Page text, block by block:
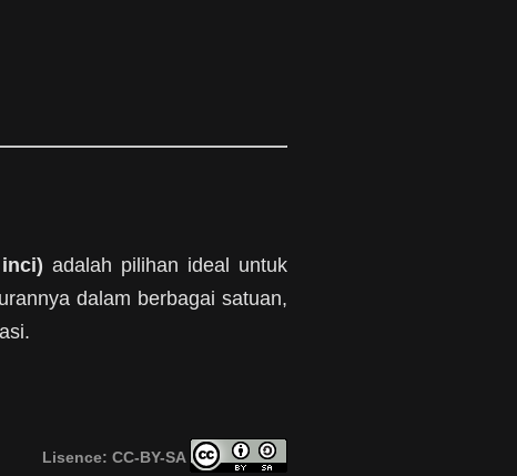
adalah pilihan ideal untuk
dalam berbagai satuan,
Lisence: CC-BY-SA